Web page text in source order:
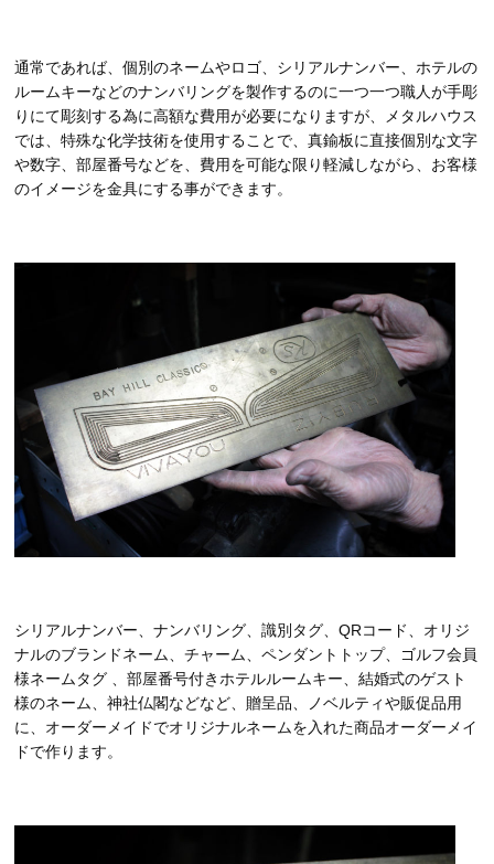
通常であれば、個別のネームやロゴ、シリアルナンバー、ホテルの
ルームキーなどのナンバリングを製作するのに一つ一つ職人が手彫
りにて彫刻する為に高額な費用が必要になりますが、メタルハウス
では、特殊な化学技術を使用することで、真鍮板に直接個別な文字
や数字、部屋番号などを、費用を可能な限り軽減しながら、お客様
のイメージを金具にする事ができます。
シリアルナンバー、ナンバリング、識別タグ、QRコード、オリジ
ナルのブランドネーム、チャーム、ペンダントトップ、ゴルフ会員
様ネームタグ 、部屋番号付きホテルルームキー、結婚式のゲスト
様のネーム、神社仏閣などなど、贈呈品、ノベルティや販促品用
に、オーダーメイドでオリジナルネームを入れた商品オーダーメイ
ドで作ります。